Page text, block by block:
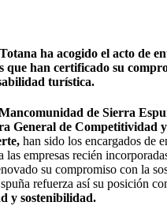
ha acogido el acto de
que han certificado su
turística.
de Sierra
General de Competitividad
han sido los encargados de
empresas recién
su compromiso con la
refuerza así su posición
y sostenibilidad.